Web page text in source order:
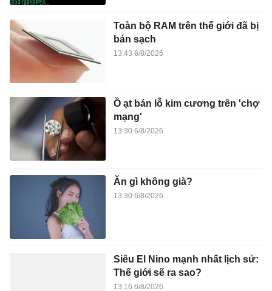
Toàn bộ RAM trên thế giới đã bị
bán sạch
13:43 6/8/2026
Ồ ạt bán lỗ kim cương trên 'chợ
mạng'
13:30 6/8/2026
Ăn gì không già?
13:30 6/8/2026
Siêu El Nino mạnh nhất lịch sử:
Thế giới sẽ ra sao?
13:16 6/8/2026